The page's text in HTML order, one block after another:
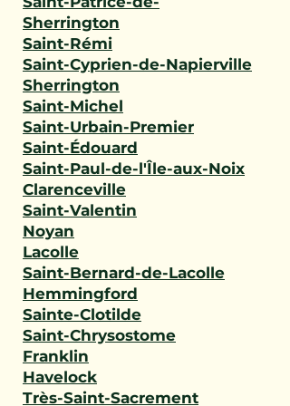
Sherrington
Saint-Rémi
Saint-Cyprien-de-Napierville
Sherrington
Saint-Michel
Saint-Urbain-Premier
Saint-Édouard
Saint-Paul-de-l'Île-aux-Noix
Clarenceville
Saint-Valentin
Noyan
Lacolle
Saint-Bernard-de-Lacolle
Hemmingford
Sainte-Clotilde
Saint-Chrysostome
Franklin
Havelock
Très-Saint-Sacrement